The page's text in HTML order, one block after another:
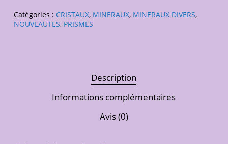
Catégories : CRISTAUX, MINERAUX, MINERAUX DIVERS,
NOUVEAUTES, PRISMES
Description
Informations complémentaires
Avis (0)